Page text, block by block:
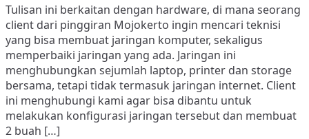
IT
di
sekitar
Mojokerto
Tulisan ini berkaitan dengan hardware, di mana seorang
client dari pinggiran Mojokerto ingin mencari teknisi
yang bisa membuat jaringan komputer, sekaligus
memperbaiki jaringan yang ada. Jaringan ini
menghubungkan sejumlah laptop, printer dan storage
bersama, tetapi tidak termasuk jaringan internet. Client
ini menghubungi kami agar bisa dibantu untuk
melakukan konfigurasi jaringan tersebut dan membuat
2 buah […]